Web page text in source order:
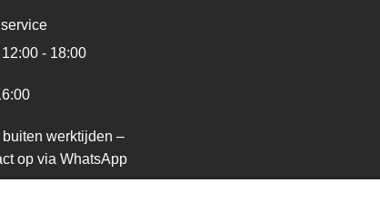
- 18:00
werktijden –
op via WhatsApp